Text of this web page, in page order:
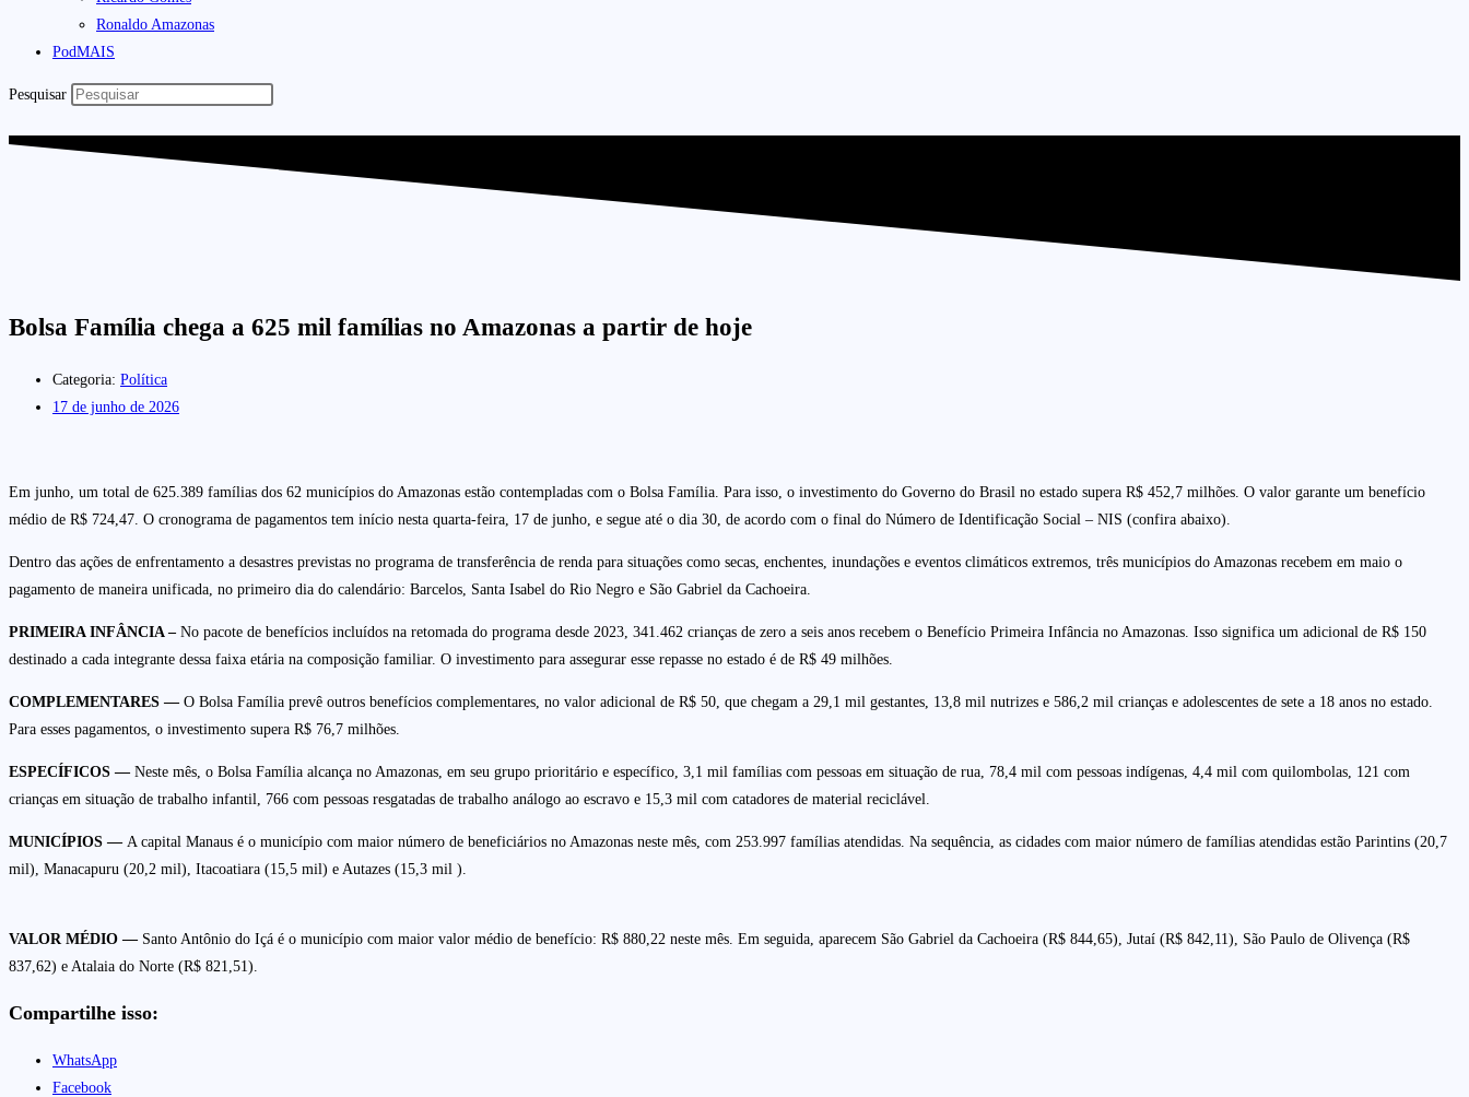
Ronaldo Amazonas
PodMAIS
Pesquisar
Bolsa Família chega a 625 mil famílias no Amazonas a partir de hoje
Categoria: Política
17 de junho de 2026
Em junho, um total de 625.389 famílias dos 62 municípios do Amazonas estão contempladas com o Bolsa Família. Para isso, o investimento do Governo do Brasil no estado supera R$ 452,7 milhões. O valor garante um benefício
médio de R$ 724,47. O cronograma de pagamentos tem início nesta quarta-feira, 17 de junho, e segue até o dia 30, de acordo com o final do Número de Identificação Social – NIS (confira abaixo).
Dentro das ações de enfrentamento a desastres previstas no programa de transferência de renda para situações como secas, enchentes, inundações e eventos climáticos extremos, três municípios do Amazonas recebem em maio o
pagamento de maneira unificada, no primeiro dia do calendário: Barcelos, Santa Isabel do Rio Negro e São Gabriel da Cachoeira.
PRIMEIRA INFÂNCIA – No pacote de benefícios incluídos na retomada do programa desde 2023, 341.462 crianças de zero a seis anos recebem o Benefício Primeira Infância no Amazonas. Isso significa um adicional de R$ 150
destinado a cada integrante dessa faixa etária na composição familiar. O investimento para assegurar esse repasse no estado é de R$ 49 milhões.
COMPLEMENTARES — O Bolsa Família prevê outros benefícios complementares, no valor adicional de R$ 50, que chegam a 29,1 mil gestantes, 13,8 mil nutrizes e 586,2 mil crianças e adolescentes de sete a 18 anos no estado.
Para esses pagamentos, o investimento supera R$ 76,7 milhões.
ESPECÍFICOS — Neste mês, o Bolsa Família alcança no Amazonas, em seu grupo prioritário e específico, 3,1 mil famílias com pessoas em situação de rua, 78,4 mil com pessoas indígenas, 4,4 mil com quilombolas, 121 com
crianças em situação de trabalho infantil, 766 com pessoas resgatadas de trabalho análogo ao escravo e 15,3 mil com catadores de material reciclável.
MUNICÍPIOS — A capital Manaus é o município com maior número de beneficiários no Amazonas neste mês, com 253.997 famílias atendidas. Na sequência, as cidades com maior número de famílias atendidas estão Parintins (20,7
mil), Manacapuru (20,2 mil), Itacoatiara (15,5 mil) e Autazes (15,3 mil ).
VALOR MÉDIO — Santo Antônio do Içá é o município com maior valor médio de benefício: R$ 880,22 neste mês. Em seguida, aparecem São Gabriel da Cachoeira (R$ 844,65), Jutaí (R$ 842,11), São Paulo de Olivença (R$
837,62) e Atalaia do Norte (R$ 821,51).
Compartilhe isso:
WhatsApp
Facebook